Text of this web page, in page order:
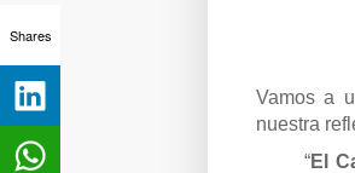
Vamos a
nuestra
“El
Shares